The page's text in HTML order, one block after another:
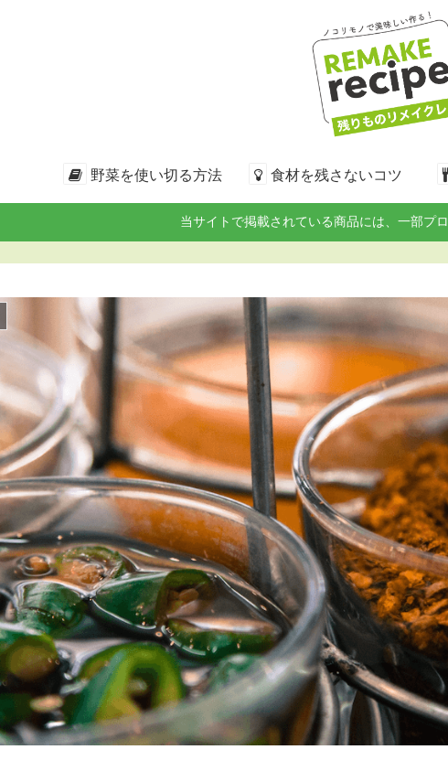
野菜を使い切る方法 食材を残さないコツ
当サイトで掲載されている商品には、一部プ